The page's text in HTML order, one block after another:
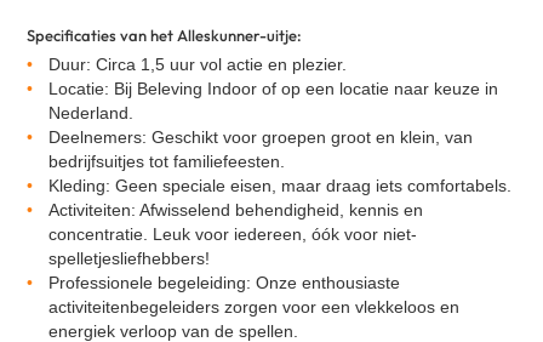
Quiz XL
VR Escape Room - Squid Game
Adem workshop
Music challenge
Bokstraining
Zandsculpturen Rivier
VR Escape Room - Murder Hotel
Diner Naar Analyse
Quizperience
Specificaties van het Alleskunner-uitje:
Duur: Circa 1,5 uur vol actie en plezier.
Locatie: Bij Beleving Indoor of op een locatie naar keuze in
Nederland.
Deelnemers: Geschikt voor groepen groot en klein, van
bedrijfsuitjes tot familiefeesten.
Kleding: Geen speciale eisen, maar draag iets comfortabels.
Activiteiten: Afwisselend behendigheid, kennis en
concentratie. Leuk voor iedereen, óók voor niet-
spelletjesliefhebbers!
Professionele begeleiding: Onze enthousiaste
activiteitenbegeleiders zorgen voor een vlekkeloos en
energiek verloop van de spellen.